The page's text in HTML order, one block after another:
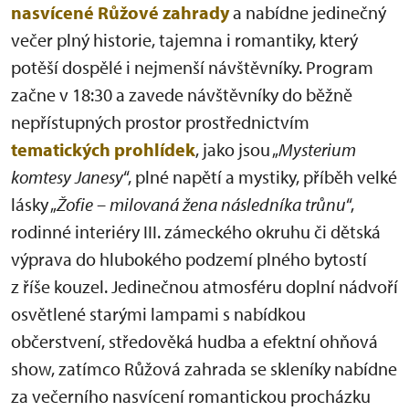
nasvícené Růžové zahradya nabídne jedinečný
večer plný historie, tajemna i romantiky, který
potěší dospělé i nejmenší návštěvníky. Program
začne v 18:30 a zavede návštěvníky do běžně
nepřístupných prostor prostřednictvím
tematických prohlídek, jako jsou „Mysterium
komtesy Janesy“, plné napětí a mystiky, příběh velké
lásky „Žofie – milovaná žena následníka trůnu“,
rodinné interiéry III. zámeckého okruhu či dětská
výprava do hlubokého podzemí plného bytostí
z říše kouzel. Jedinečnou atmosféru doplní nádvoří
osvětlené starými lampami s nabídkou
občerstvení, středověká hudba a efektní ohňová
show, zatímco Růžová zahrada se skleníky nabídne
za večerního nasvícení romantickou procházku